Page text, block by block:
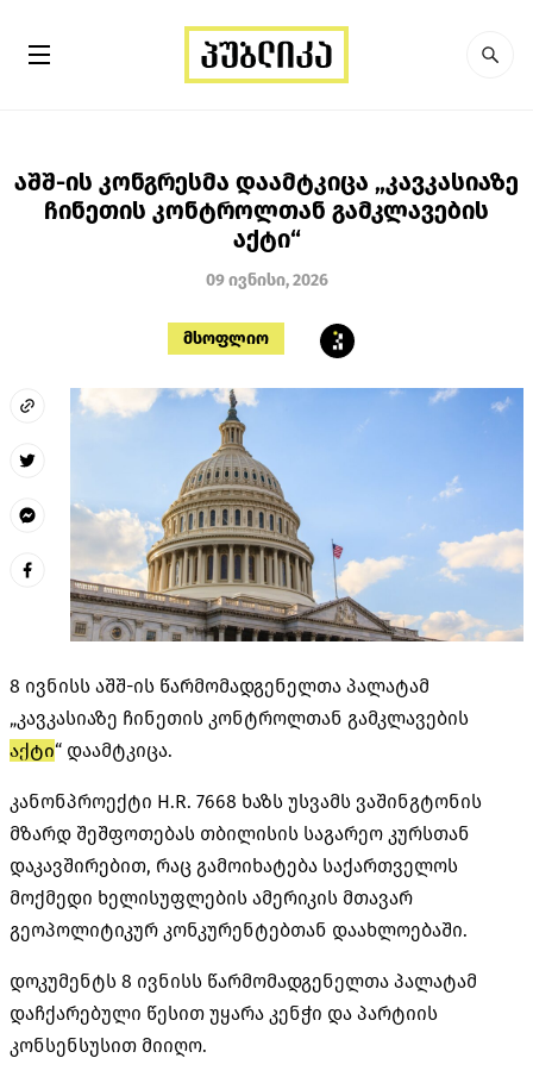
აშშ-ის კონგრესმა დაამტკიცა „კავკასიაზე
ჩინეთის კონტროლთან გამკლავების
აქტი“
09 ივნისი, 2026
მსოფლიო
8 ივნისს აშშ-ის წარმომადგენელთა პალატამ
„კავკასიაზე ჩინეთის კონტროლთან გამკლავების
აქტი“ დაამტკიცა.
კანონპროექტი H.R. 7668 ხაზს უსვამს ვაშინგტონის
მზარდ შეშფოთებას თბილისის საგარეო კურსთან
დაკავშირებით, რაც გამოიხატება საქართველოს
მოქმედი ხელისუფლების ამერიკის მთავარ
გეოპოლიტიკურ კონკურენტებთან დაახლოებაში.
დოკუმენტს 8 ივნისს წარმომადგენელთა პალატამ
დაჩქარებული წესით უყარა კენჭი და პარტიის
კონსენსუსით მიიღო.